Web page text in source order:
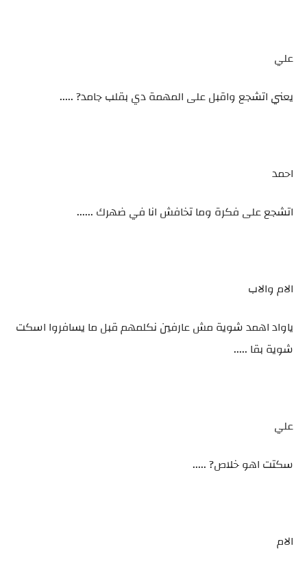
علي
يعني اتشجع واقبل على المهمة دي بقلب جامد? .....
احمد
اتشجع على فكرة وما تخافش انا في ضهرك ......
الام والاب
ياواد اهمد شوية مش عارفين نكلمهم قبل ما يسافروا اسكت
شوية بقا .....
علي
سكتت اهو خلاص? .....
الام